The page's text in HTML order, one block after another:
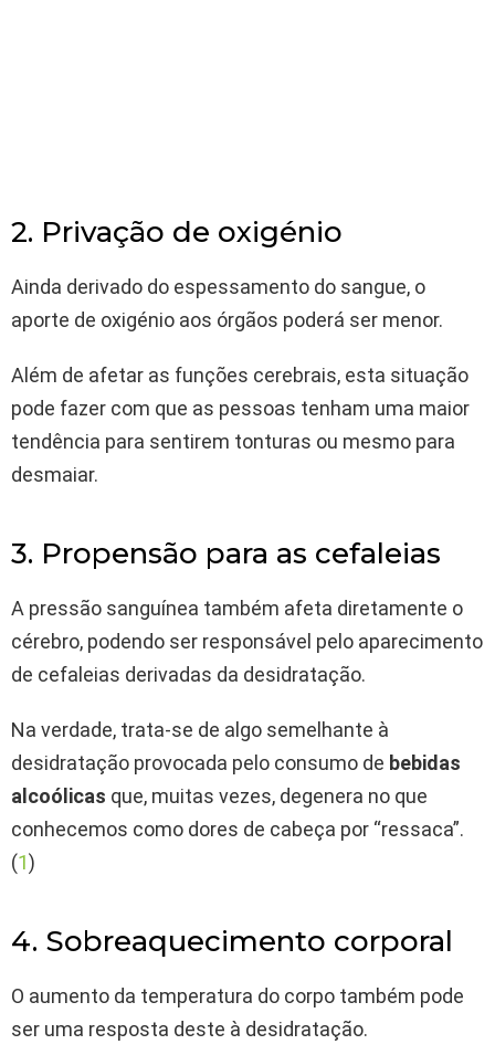
2. Privação de oxigénio
Ainda derivado do espessamento do sangue, o
aporte de oxigénio aos órgãos poderá ser menor.
Além de afetar as funções cerebrais, esta situação
pode fazer com que as pessoas tenham uma maior
tendência para sentirem tonturas ou mesmo para
desmaiar.
3. Propensão para as cefaleias
A pressão sanguínea também afeta diretamente o
cérebro, podendo ser responsável pelo aparecimento
de cefaleias derivadas da desidratação.
Na verdade, trata-se de algo semelhante à
desidratação provocada pelo consumo de bebidas
alcoólicas que, muitas vezes, degenera no que
conhecemos como dores de cabeça por “ressaca”.
(1)
4. Sobreaquecimento corporal
O aumento da temperatura do corpo também pode
ser uma resposta deste à desidratação.